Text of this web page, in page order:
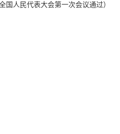
国人民代表大会第一次会议通过）